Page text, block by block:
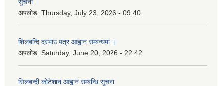
सुचना
अपलोड: Thursday, July 23, 2026 - 09:40
शिलबन्दि दरभाउ पत्र आह्वान सम्बन्धमा ।
अपलोड: Saturday, June 20, 2026 - 22:42
सिलबन्दी कोटेशान आह्वान सम्बन्धि सूचना